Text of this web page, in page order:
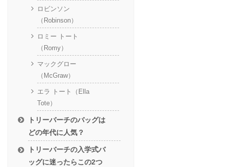
ロビンソン
（Robinson）
ロミー トート
（Romy）
マックグロー
（McGraw）
エラ トート（Ella
Tote）
トリーバーチのバッグは
どの年代に人気？
トリーバーチの入学式バ
ッグに迷ったらこの2つ